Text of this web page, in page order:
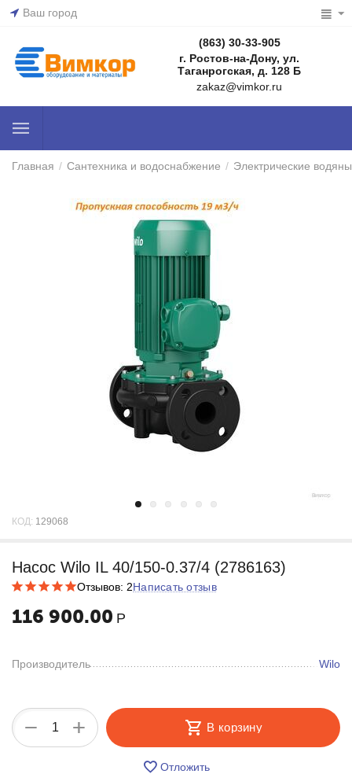
Ваш город
(863) 30-33-905
г. Ростов-на-Дону, ул.
Таганрогская, д. 128 Б
zakaz@vimkor.ru
Главная / Сантехника и водоснабжение / Электрические
КОД: 129068
Насос Wilo IL 40/150-0.37/4 (2786163)
Отзывов: 2Написать отзыв
116 900.00 Р
Производитель Wilo
+
− В корзину
Отложить